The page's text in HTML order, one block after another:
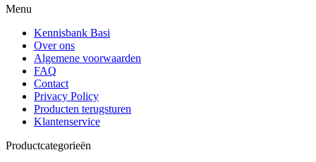
Menu
Kennisbank Basi
Over ons
Algemene voorwaarden
FAQ
Contact
Privacy Policy
Producten terugsturen
Klantenservice
Productcategorieën